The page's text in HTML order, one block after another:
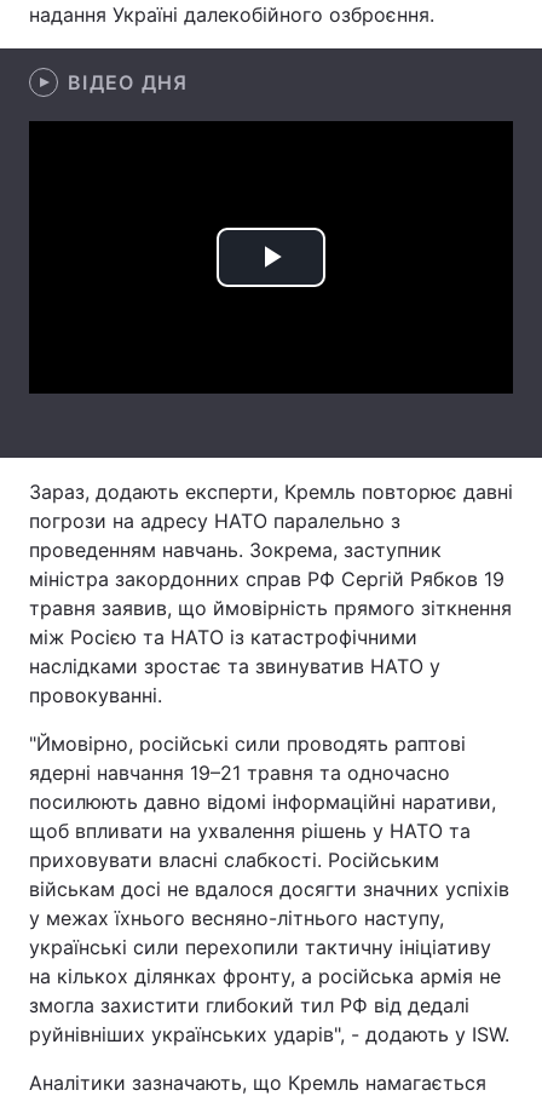
Контакти
надання Україні далекобійного озброєння.
ВІДЕО ДНЯ
Play
Зараз, додають експерти, Кремль повторює давні
погрози на адресу НАТО паралельно з
проведенням навчань. Зокрема, заступник
міністра закордонних справ РФ Сергій Рябков 19
травня заявив, що ймовірність прямого зіткнення
між Росією та НАТО із катастрофічними
наслідками зростає та звинуватив НАТО у
провокуванні.
"Ймовірно, російські сили проводять раптові
ядерні навчання 19–21 травня та одночасно
посилюють давно відомі інформаційні наративи,
щоб впливати на ухвалення рішень у НАТО та
приховувати власні слабкості. Російським
військам досі не вдалося досягти значних успіхів
у межах їхнього весняно-літнього наступу,
українські сили перехопили тактичну ініціативу
на кількох ділянках фронту, а російська армія не
змогла захистити глибокий тил РФ від дедалі
руйнівніших українських ударів", - додають у ISW.
Аналітики зазначають, що Кремль намагається